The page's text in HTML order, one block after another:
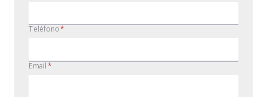
Teléfono*
Email*